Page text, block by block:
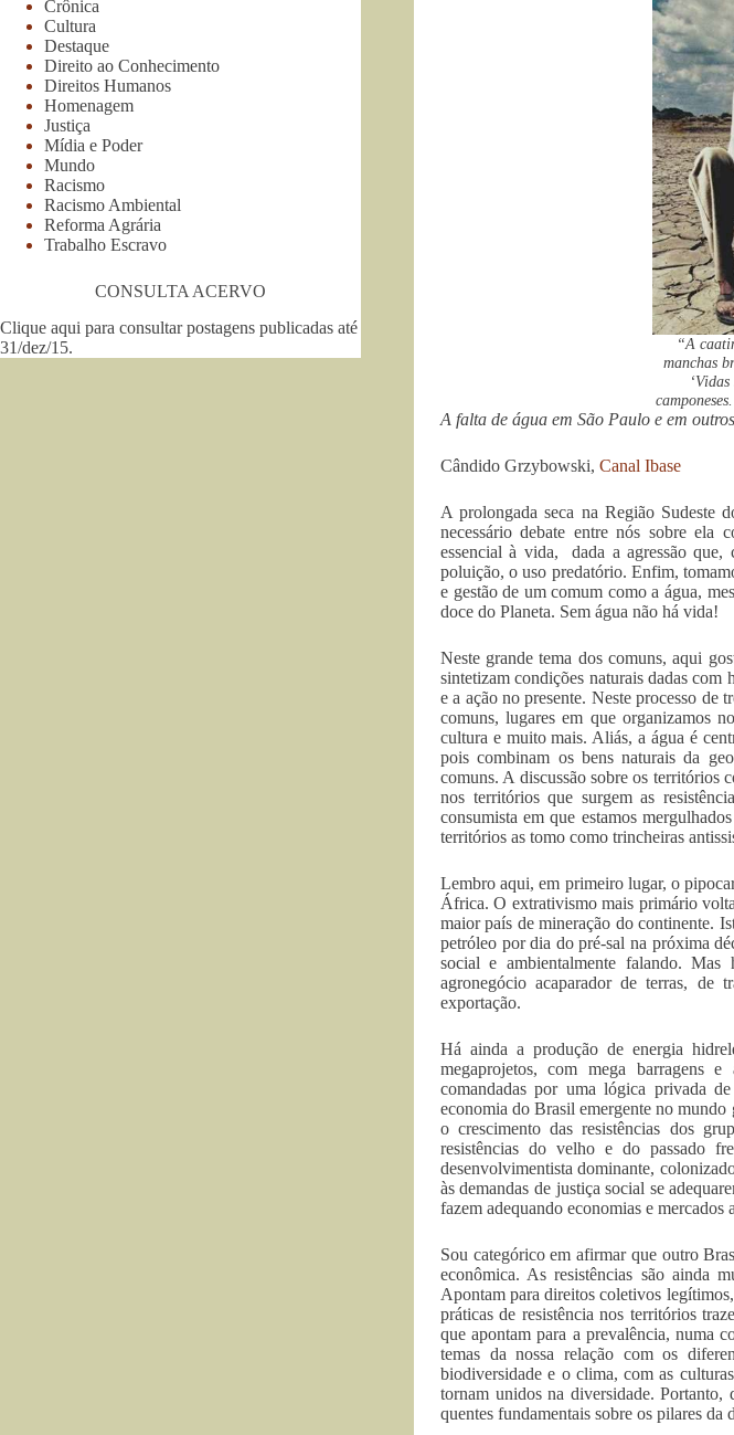
“A
manchas
A falta de água em São Paulo e em
Cândido Grzybowski, Canal Ibase
A prolongada seca na Região Sudeste
necessário debate entre nós sobre ela
essencial à vida, dada a agressão
poluição, o uso predatório. Enfim,
e gestão de um comum como a água,
doce do Planeta. Sem água não há vida!
Neste grande tema dos comuns, aqui
sintetizam condições naturais dadas com
e a ação no presente. Neste processo
comuns, lugares em que organizamos
cultura e muito mais. Aliás, a água é
pois combinam os bens naturais da
comuns. A discussão sobre os territórios
nos territórios que surgem as
consumista em que estamos
territórios as tomo como trincheiras
Lembro aqui, em primeiro lugar, o
África. O extrativismo mais primário
maior país de mineração do continente.
petróleo por dia do pré-sal na próxima
social e ambientalmente falando.
agronegócio acaparador de terras, de
exportação.
Há ainda a produção de energia
megaprojetos, com mega barragens e
comandadas por uma lógica privada
economia do Brasil emergente no
o crescimento das resistências dos
resistências do velho e do passado
desenvolvimentista dominante,
às demandas de justiça social se
fazem adequando economias e mercados
Sou categórico em afirmar que outro
econômica. As resistências são ainda
Apontam para direitos coletivos
práticas de resistência nos territórios
que apontam para a prevalência, numa
temas da nossa relação com os
biodiversidade e o clima, com as
tornam unidos na diversidade. Portanto,
quentes fundamentais sobre os pilares
Crônica
Cultura
Destaque
Direito ao Conhecimento
Direitos Humanos
Homenagem
Justiça
Mídia e Poder
Mundo
Racismo
Racismo Ambiental
Reforma Agrária
Trabalho Escravo
CONSULTA ACERVO
Clique aqui para consultar postagens publicadas até
31/dez/15.